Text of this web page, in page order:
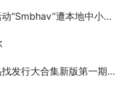
遭本地中小企业抗议
师》新作，使用虚幻5引擎；互联网巨头“海外会战”Web3；新加坡社区团购公司WeBuy收购印尼Chilibeli。